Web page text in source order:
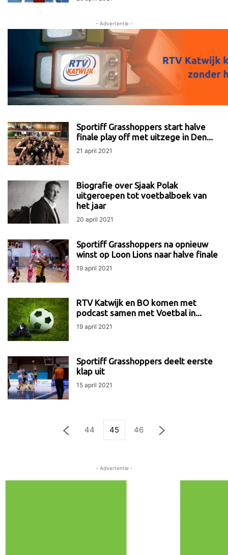
- Advertentie -
Sportiff Grasshoppers start halve
finale play off met uitzege in Den...
21 april 2021
Biografie over Sjaak Polak
uitgeroepen tot voetbalboek van
het jaar
20 april 2021
Sportiff Grasshoppers na opnieuw
winst op Loon Lions naar halve finale
19 april 2021
RTV Katwijk en BO komen met
podcast samen met Voetbal in...
19 april 2021
Sportiff Grasshoppers deelt eerste
klap uit
15 april 2021
44 45 46
- Advertentie -